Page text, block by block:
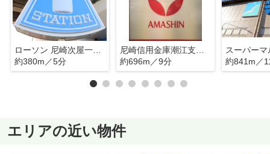
ローソン 尼崎次屋一丁目店
約380m／5分
約696m／9分
約841m／
エリアの近い物件